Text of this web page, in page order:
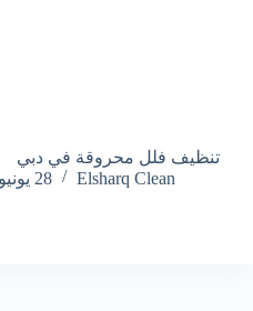
تنظيف فلل محروقة في دبي
Elsharq Clean
28 يونيو، 2023